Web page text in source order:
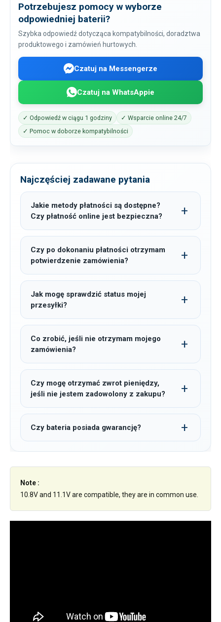
Potrzebujesz pomocy w wyborze
odpowiedniej baterii?
Szybka odpowiedź dotycząca kompatybilności, doradztwa
produktowego i zamówień hurtowych.
Czatuj na Messengerze
Czatuj na WhatsAppie
✓ Odpowiedź w ciągu 1 godziny
✓ Wsparcie online 24/7
✓ Pomoc w doborze kompatybilności
Najczęściej zadawane pytania
Jakie metody płatności są dostępne?
Czy płatność online jest bezpieczna?
Czy po dokonaniu płatności otrzymam
potwierdzenie zamówienia?
Jak mogę sprawdzić status mojej
przesyłki?
Co zrobić, jeśli nie otrzymam mojego
zamówienia?
Czy mogę otrzymać zwrot pieniędzy,
jeśli nie jestem zadowolony z zakupu?
Czy bateria posiada gwarancję?
Note :
10.8V and 11.1V are compatible, they are in common use.